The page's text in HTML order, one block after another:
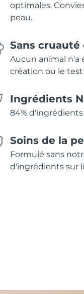
optimales.
peau.
Sans cruauté
Aucun animal n'a
création ou le
Ingrédients
84%
Soins de la
Formulé sans
d'ingrédients sur